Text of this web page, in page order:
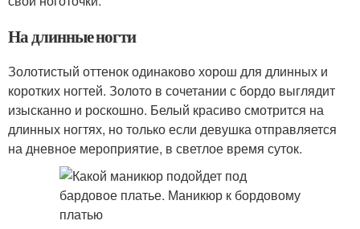
На длинные ногти
Золотистый оттенок одинаково хорош для длинных и
коротких ногтей. Золото в сочетании с бордо выглядит
изысканно и роскошно. Белый красиво смотрится на
длинных ногтях, но только если девушка отправляется
на дневное мероприятие, в светлое время суток.